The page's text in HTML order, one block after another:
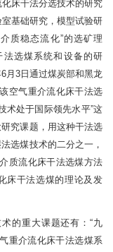
床干法分选技术的研究
基础研究，模型试验研
质稳态流化”的选矿理
法选煤系统和设备的研
6月3日通过煤炭部和黑龙
空气重介流化床干法选
术处于国际领先水平”这
究课题，用这种干法选
选煤技术的二分之一，
质流化床干法选煤方法
床干法选煤的理论及发
的重大课题还有：“九
重介流化床干法选煤系